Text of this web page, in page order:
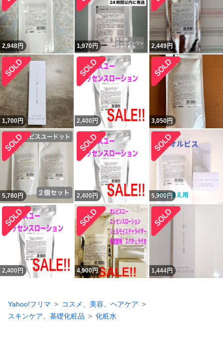
2,948円 1,970円 2,449円
1,700円 2,400 円 3,050円
5,780円 2,400 円 5,900円
2,400 円 4,900円 1,444円
Yahoo!フリマ
コスメ、美容、ヘアケア
スキンケア、基礎化粧品
化粧水